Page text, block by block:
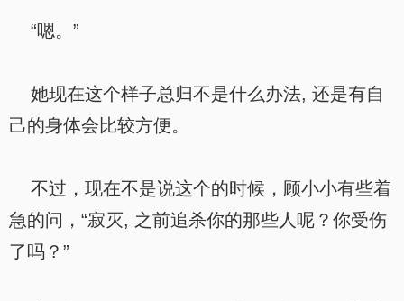
“嗯。”
她现在这个样子总归不是什么办法, 还是有自
己的身体会比较方便。
不过，现在不是说这个的时候，顾小小有些着
急的问，“寂灭, 之前追杀你的那些人呢？你受伤
了吗？”